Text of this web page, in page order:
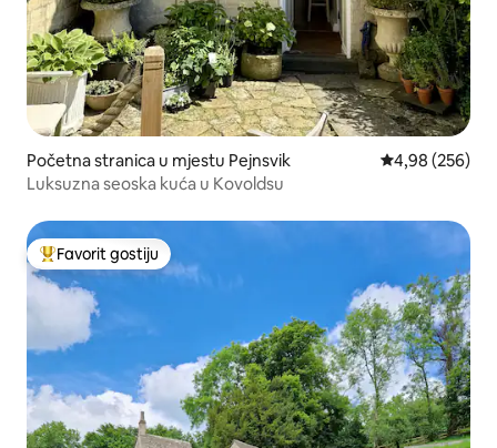
Početna stranica u mjestu Pejnsvik prosječna
4,98 (256)
Luksuzna seoska kuća u Kovoldsu
Glavni favorit gostiju
Favorit gostiju